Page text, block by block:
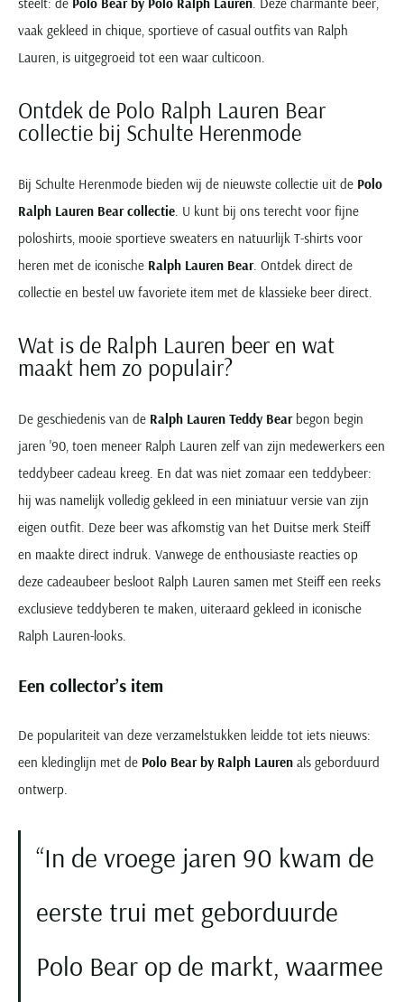
vaak gekleed in chique, sportieve of casual outfits van Ralph
Lauren, is uitgegroeid tot een waar culticoon.
Ontdek de Polo Ralph Lauren Bear
collectie bij Schulte Herenmode
Bij Schulte Herenmode bieden wij de nieuwste collectie uit de Polo
Ralph Lauren Bear collectie. U kunt bij ons terecht voor fijne
poloshirts, mooie sportieve sweaters en natuurlijk T-shirts voor
heren met de iconische Ralph Lauren Bear. Ontdek direct de
collectie en bestel uw favoriete item met de klassieke beer direct.
Wat is de Ralph Lauren beer en wat
maakt hem zo populair?
De geschiedenis van de Ralph Lauren Teddy Bearbegon begin
jaren '90, toen meneer Ralph Lauren zelf van zijn medewerkers een
teddybeer cadeau kreeg. En dat was niet zomaar een teddybeer:
hij was namelijk volledig gekleed in een miniatuur versie van zijn
eigen outfit. Deze beer was afkomstig van het Duitse merk Steiff
en maakte direct indruk. Vanwege de enthousiaste reacties op
deze cadeaubeer besloot Ralph Lauren samen met Steiff een reeks
exclusieve teddyberen te maken, uiteraard gekleed in iconische
Ralph Lauren-looks.
Een collector’s item
De populariteit van deze verzamelstukken leidde tot iets nieuws:
een kledinglijn met de Polo Bear by Ralph Lauren als geborduurd
ontwerp.
In de vroege jaren 90 kwam de
eerste trui met geborduurde
Polo Bear op de markt, waarmee